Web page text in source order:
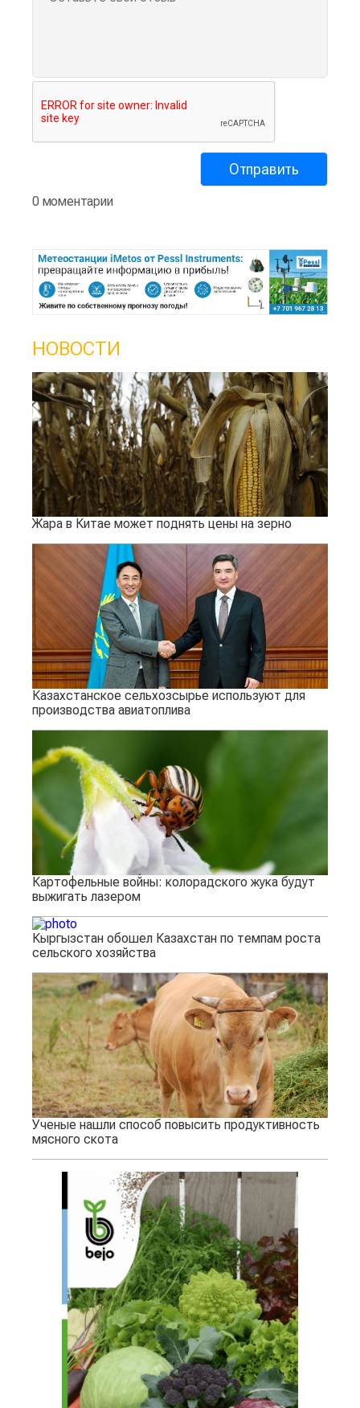
0 моментарии
НОВОСТИ
Жара в Китае может поднять цены на зерно
Казахстанское сельхозсырье используют для
производства авиатоплива
Картофельные войны: колорадского жука будут
выжигать лазером
Кыргызстан обошел Казахстан по темпам роста
сельского хозяйства
Ученые нашли способ повысить продуктивность
мясного скота